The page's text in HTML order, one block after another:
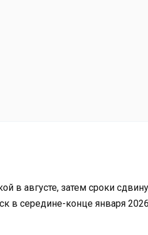
в августе, затем сроки
в середине-конце января